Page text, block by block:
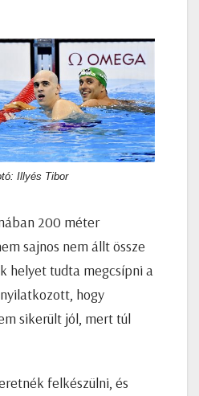
Illyés Tibor
200 méter
sajnos nem állt össze
helyet tudta megcsípni a
hogy
sikerült jól, mert túl
felkészülni, és